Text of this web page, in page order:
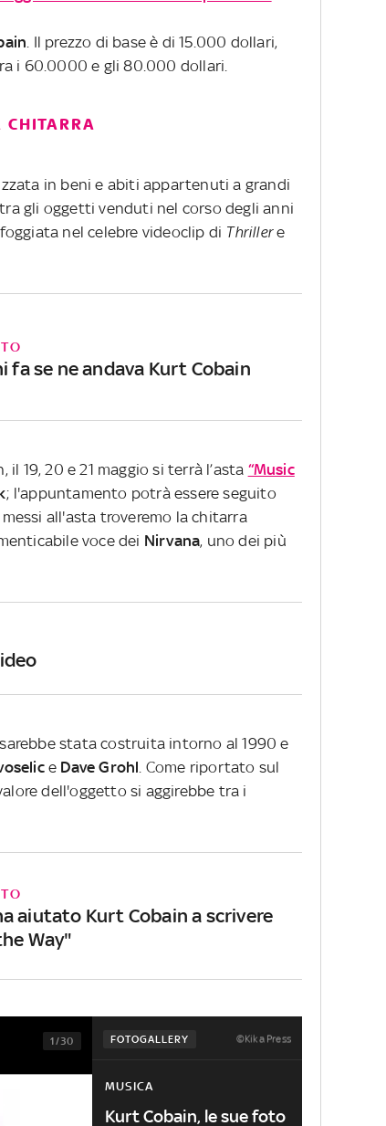
. Il prezzo di base è di 15.000 dollari,
i 60.0000 e gli 80.000 dollari.
CHITARRA
in beni e abiti appartenuti a grandi
gli oggetti venduti nel corso degli anni
nel celebre videoclip di Thrillere
fa se ne andava Kurt Cobain
19, 20 e 21 maggio si terrà l’asta “Music
; l'appuntamento potrà essere seguito
all'asta troveremo la chitarra
voce dei Nirvana, uno dei più
sarebbe stata costruita intorno al 1990 e
e Dave Grohl Come riportato sul
dell'oggetto si aggirebbe tra i
aiutato Kurt Cobain a scrivere
Way"
FOTOGALLERY ©Kika Press
1/30
MUSICA
Kurt Cobain, le sue foto